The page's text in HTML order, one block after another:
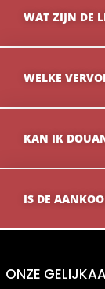
WAT ZIJN DE
WELKE
KAN IK
IS DE
ONZE